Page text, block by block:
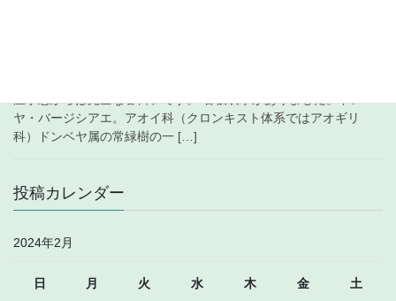
温予想からは完全な春日和です。 看板表示がありました。ドンベ
ヤ・バージシアエ。アオイ科（クロンキスト体系ではアオギリ
科）ドンベヤ属の常緑樹の一 […]
投稿カレンダー
2024年2月
日 月 火 水 木 金 土